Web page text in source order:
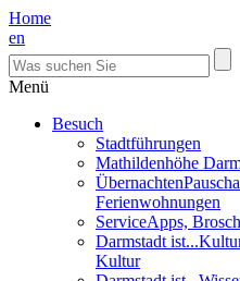
Home
en
Menü
Besuch
Stadtführungen
Mathildenhöhe
Übernachten
Ferienwohnungen
ServiceApps,
Darmstadt
Kultur